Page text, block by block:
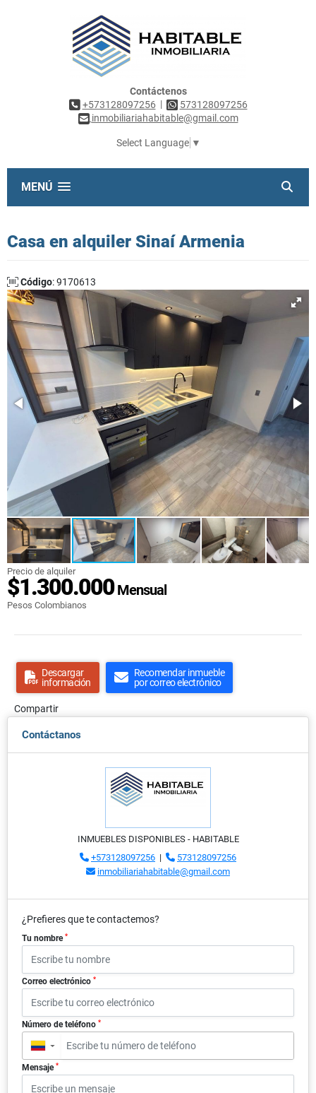
Contáctenos
+573128097256 |
573128097256
inmobiliariahabitable@gmail.com
Select Language ▼
MENÚ
Casa en alquiler Sinaí Armenia
Código: 9170613
Precio de alquiler
$1.300.000Mensual
Pesos Colombianos
Descargar
información
Recomendar inmueble
por correo electrónico
Compartir
Contáctanos
INMUEBLES DISPONIBLES - HABITABLE
+573128097256 |
573128097256
inmobiliariahabitable@gmail.com
¿Prefieres que te contactemos?
Tu nombre *
Correo electrónico *
Número de teléfono *
▼
Mensaje *